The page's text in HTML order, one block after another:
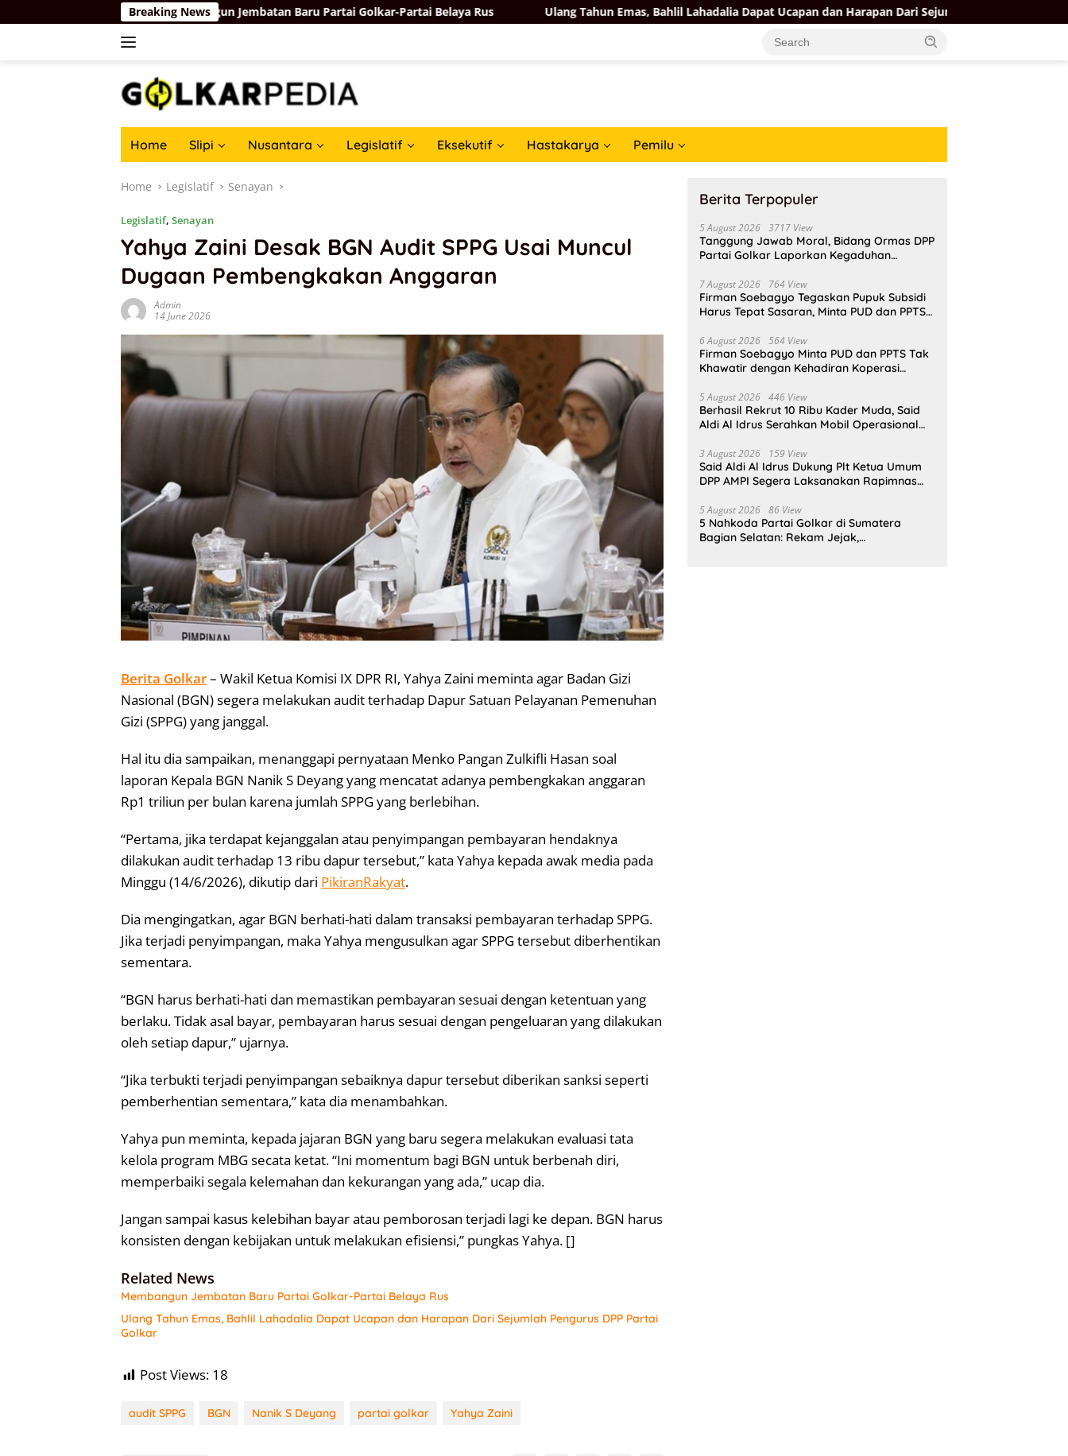
to
Breaking News
Membangun Jembatan Baru Partai Golkar-Partai Belaya Rus Ulang Tahun Emas, Bahlil Lahadalia Dapat Ucapan dan Harapan Dari Sejumlah Pengurus DPP Partai Golkar
Home Slipi Nusantara Legislatif Eksekutif Hastakarya Pemilu
Home Legislatif Senayan
Legislatif, Senayan
Yahya Zaini Desak BGN Audit SPPG Usai Muncul
Dugaan Pembengkakan Anggaran
Admin
14 June 2026
Berita Golkar– Wakil Ketua Komisi IX DPR RI, Yahya Zaini meminta agar Badan Gizi
Nasional (BGN) segera melakukan audit terhadap Dapur Satuan Pelayanan Pemenuhan
Gizi (SPPG) yang janggal.
Hal itu dia sampaikan, menanggapi pernyataan Menko Pangan Zulkifli Hasan soal
laporan Kepala BGN Nanik S Deyang yang mencatat adanya pembengkakan anggaran
Rp1 triliun per bulan karena jumlah SPPG yang berlebihan.
“Pertama, jika terdapat kejanggalan atau penyimpangan pembayaran hendaknya
dilakukan audit terhadap 13 ribu dapur tersebut,” kata Yahya kepada awak media pada
Minggu (14/6/2026), dikutip dari PikiranRakyat.
Dia mengingatkan, agar BGN berhati-hati dalam transaksi pembayaran terhadap SPPG.
Jika terjadi penyimpangan, maka Yahya mengusulkan agar SPPG tersebut diberhentikan
sementara.
“BGN harus berhati-hati dan memastikan pembayaran sesuai dengan ketentuan yang
berlaku. Tidak asal bayar, pembayaran harus sesuai dengan pengeluaran yang dilakukan
oleh setiap dapur,” ujarnya.
“Jika terbukti terjadi penyimpangan sebaiknya dapur tersebut diberikan sanksi seperti
pemberhentian sementara,” kata dia menambahkan.
Yahya pun meminta, kepada jajaran BGN yang baru segera melakukan evaluasi tata
kelola program MBG secata ketat. “Ini momentum bagi BGN untuk berbenah diri,
memperbaiki segala kelemahan dan kekurangan yang ada,” ucap dia.
Jangan sampai kasus kelebihan bayar atau pemborosan terjadi lagi ke depan. BGN harus
konsisten dengan kebijakan untuk melakukan efisiensi,” pungkas Yahya. []
Related News
Membangun Jembatan Baru Partai Golkar-Partai Belaya Rus
Ulang Tahun Emas, Bahlil Lahadalia Dapat Ucapan dan Harapan Dari Sejumlah Pengurus DPP Partai
Golkar
Post Views: 18
audit SPPG BGN Nanik S Deyang partai golkar Yahya Zaini
Berita Terpopuler
5 August 2026 3717 View
Tanggung Jawab Moral, Bidang Ormas DPP
Partai Golkar Laporkan Kegaduhan
7 August 2026 764 View
Firman Soebagyo Tegaskan Pupuk Subsidi
Harus Tepat Sasaran, Minta PUD dan PPTS
6 August 2026 564 View
Firman Soebagyo Minta PUD dan PPTS Tak
Khawatir dengan Kehadiran Koperasi
5 August 2026 446 View
Berhasil Rekrut 10 Ribu Kader Muda, Said
Aldi Al Idrus Serahkan Mobil Operasional
3 August 2026 159 View
Said Aldi Al Idrus Dukung Plt Ketua Umum
DPP AMPI Segera Laksanakan Rapimnas
5 August 2026 86 View
5 Nahkoda Partai Golkar di Sumatera
Bagian Selatan: Rekam Jejak,